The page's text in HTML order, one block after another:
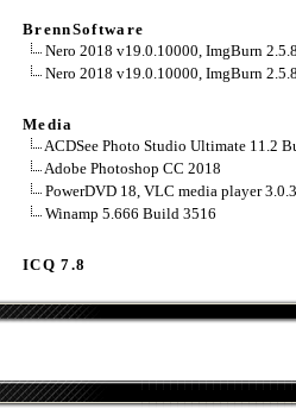
BrennSoftware
Nero 2018 v19.0.10000, ImgBurn
Nero 2018 v19.0.10000, ImgBurn
Media
ACDSee Photo Studio Ultimate 11.2
Adobe Photoshop CC 2018
PowerDVD 18, VLC media player 3.0.3
Winamp 5.666 Build 3516
ICQ 7.8